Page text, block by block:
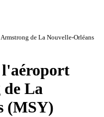
de La Nouvelle-Orléans
l'aéroport
La
(MSY)